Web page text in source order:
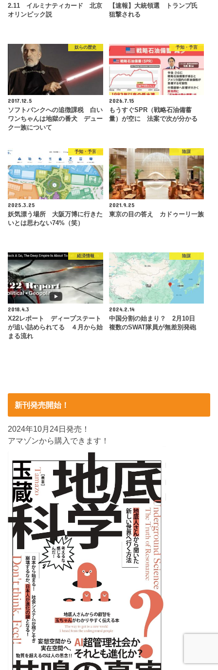
2.11 イルミナティカード 北京
オリンピック説
【速報】大統領選 トランプ氏
狙撃される
奴らの歴史
2017.12.5
ソフトバンクへの追徴課税 白い
ワンちゃんは地獄の番犬 デュー
ク一族について
予知・予言
2026.7.15
もうすぐSPR（戦略石油備蓄
量）が空に 法案で次が分かる
予知・予言
2025.3.25
妖気漂う場所 大阪万博に行きた
いとは思わない74%（笑）
陰謀
2021.9.25
東京の目の答え カドゥーリ一族
経済情報
2018.4.3
X22レポート ディープステート
が追い詰められてる ４月から始
まる流れ
陰謀
2024.2.14
中国分割の始まり？ 2月10日
複数のSWAT隊員が無差別発砲
新刊発売開始！
2024年10月24日発売！
アマゾンから購入できます！